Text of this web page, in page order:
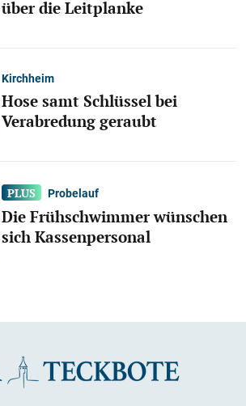
über die Leitplanke
Kirchheim
Hose samt Schlüssel bei
Verabredung geraubt
Probelauf
Die Frühschwimmer wünschen
sich Kassenpersonal